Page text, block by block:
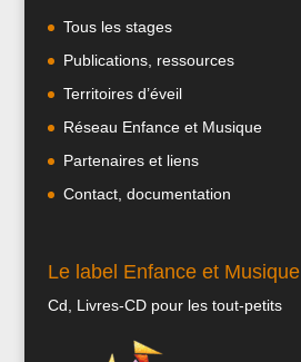
Tous les stages
Publications, ressources
Territoires d’éveil
Réseau Enfance et Musique
Partenaires et liens
Contact, documentation
Le label Enfance et Musique
Cd, Livres-CD pour les tout-petits